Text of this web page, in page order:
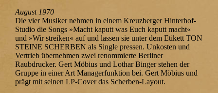
August 1970
Die vier Musiker nehmen in einem Kreuzberger Hinterhof-
Studio die Songs »Macht kaputt was Euch kaputt macht«
und »Wir streiken« auf und lassen sie unter dem Etikett TON
STEINE SCHERBEN als Single pressen. Unkosten und
Vertrieb übernehmen zwei renommierte Berliner
Raubdrucker. Gert Möbius und Lothar Binger stehen der
Gruppe in einer Art Managerfunktion bei. Gert Möbius und
prägt mit seinen LP-Cover das Scherben-Layout.